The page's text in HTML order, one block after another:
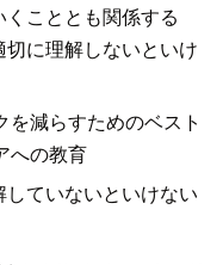
くこととも関係する
に理解しないといけ
減らすためのベスト
への教育
ていないといけない